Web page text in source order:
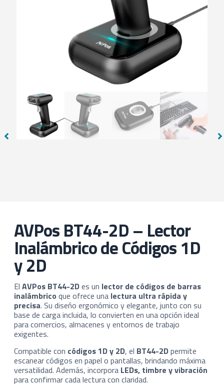
AVPos BT44-2D – Lector
Inalámbrico de Códigos 1D
y 2D
ElAVPos BT44-2Des un lector de códigos de barras
inalámbrico que ofrece una lectura ultra rápida y
precisa. Su diseño ergonómico y elegante, junto con su
base de carga incluida, lo convierten en una opción ideal
para comercios, almacenes y entornos de trabajo
exigentes.
Compatible con códigos 1D y 2D, el BT44-2Dpermite
escanear códigos en papel o pantallas, brindando máxima
versatilidad. Además, incorpora LEDs, timbre y vibración
para confirmar cada lectura con claridad.